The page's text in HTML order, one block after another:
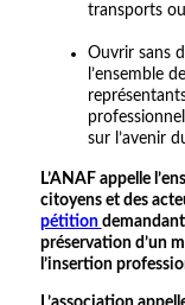
transports
Ouvrir sans
l’ensemble
sur l’avenir
L’ANAF appelle
citoyens et des
pétition
préservation d’un
l’insertion